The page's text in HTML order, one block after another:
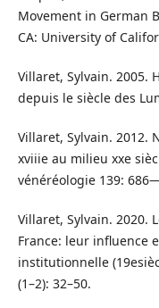
Movement in German
CA: University of
Villaret, Sylvain. 2005.
depuis le siècle des
Villaret, Sylvain. 2012.
xviiie au milieu xxe
vénéréologie 139:
Villaret, Sylvain. 2020.
France: leur influence
institutionnelle
(1–2): 32–50.